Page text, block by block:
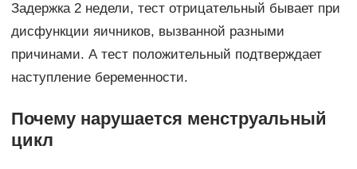
Задержка 2 недели, тест отрицательный бывает при
дисфункции яичников, вызванной разными
причинами. А тест положительный подтверждает
наступление беременности.
Почему нарушается менструальный
цикл